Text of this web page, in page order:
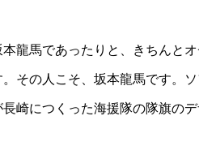
龍馬であったりと、きちんと
その人こそ、坂本龍馬です。
崎につくった海援隊の隊旗の